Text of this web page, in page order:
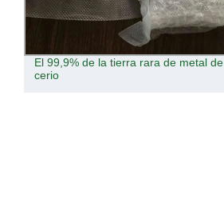
El 99,9% de la tierra rara de metal de
cerio